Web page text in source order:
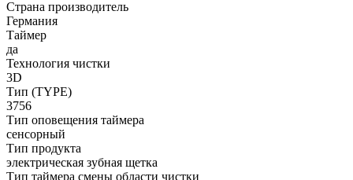
Страна производитель
Германия
Таймер
да
Технология чистки
3D
Тип (TYPE)
3756
Тип оповещения таймера
сенсорный
Тип продукта
электрическая зубная щетка
Тип таймера смены области чистки